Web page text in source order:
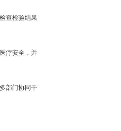
查检验结果
疗安全，并
部门协同干